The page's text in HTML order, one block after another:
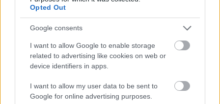
Opted Out
Google consents
I want to allow Google to enable storage
related to advertising like cookies on web or
device identifiers in apps.
I want to allow my user data to be sent to
Google for online advertising purposes.